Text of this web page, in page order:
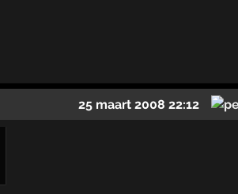
25 maart 2008 22:12